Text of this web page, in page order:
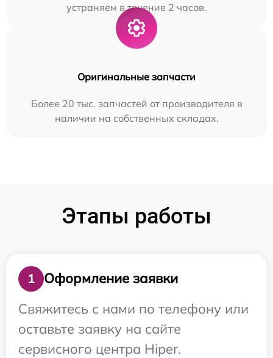
устраняем в течение 2 часов.
Оригинальные запчасти
Более 20 тыс. запчастей от производителя в
наличии на собственных складах.
Этапы работы
1
Оформление заявки
Свяжитесь с нами по телефону или
оставьте заявку на сайте
сервисного центра Hiper.